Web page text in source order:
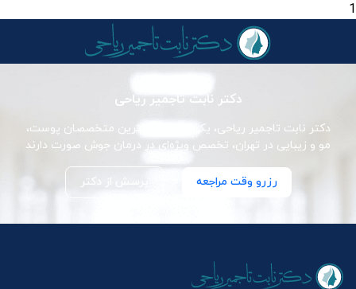
1
دکتر نابت تاجمیر ریاحی
دکتر نابت تاجمیر ریاحی، یکی از برجسته‌ترین متخصصان پوست،
مو و زیبایی در تهران، تخصص ویژه‌ای در درمان جوش صورت دارند
رزرو وقت مراجعه پرسش از دکتر